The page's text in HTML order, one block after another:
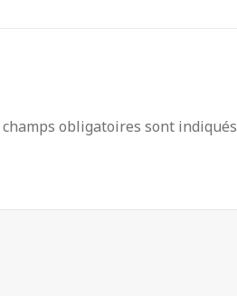
obligatoires sont indiqués